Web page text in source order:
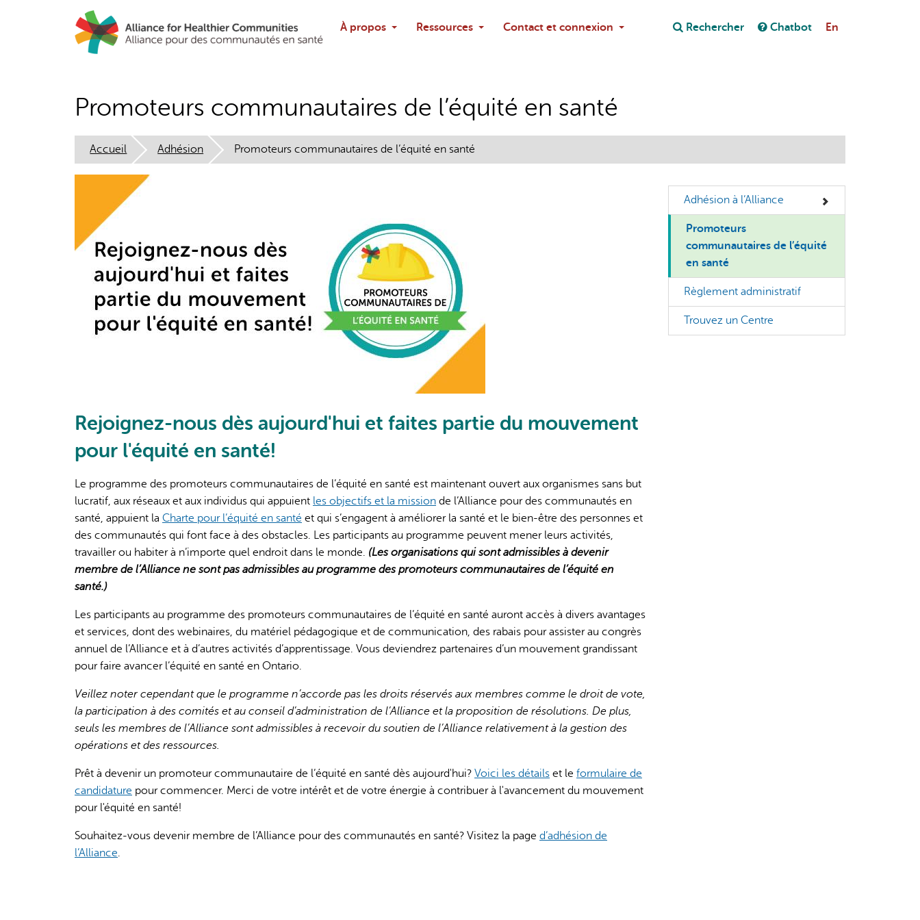
Poser une question au chatbot
L'IA peut afficher des informations incorrectes, veuillez donc vérifier toute réponse.
À propos Ressources Contact et connexion Rechercher Chatbot En
Promoteurs communautaires de l’équité en santé
Accueil Adhésion Promoteurs communautaires de l’équité en santé
Rejoignez-nous dès aujourd'hui et faites partie du mouvement
pour l'équité en santé!
Le programme des promoteurs communautaires de l’équité en santé est maintenant ouvert aux organismes sans but
lucratif, aux réseaux et aux individus qui appuient les objectifs et la mission de l’Alliance pour des communautés en
santé, appuient la Charte pour l’équité en santé et qui s’engagent à améliorer la santé et le bien-être des personnes et
des communautés qui font face à des obstacles. Les participants au programme peuvent mener leurs activités,
travailler ou habiter à n’importe quel endroit dans le monde. (Les organisations qui sont admissibles à devenir
membre de l’Alliance ne sont pas admissibles au programme des promoteurs communautaires de l’équité en
santé.)
Les participants au programme des promoteurs communautaires de l’équité en santé auront accès à divers avantages
et services, dont des webinaires, du matériel pédagogique et de communication, des rabais pour assister au congrès
annuel de l’Alliance et à d’autres activités d’apprentissage. Vous deviendrez partenaires d’un mouvement grandissant
pour faire avancer l’équité en santé en Ontario.
Veillez noter cependant que le programme n’accorde pas les droits réservés aux membres comme le droit de vote,
la participation à des comités et au conseil d’administration de l’Alliance et la proposition de résolutions. De plus,
seuls les membres de l’Alliance sont admissibles à recevoir du soutien de l’Alliance relativement à la gestion des
opérations et des ressources.
Prêt à devenir un promoteur communautaire de l’équité en santé dès aujourd'hui? Voici les détails et le formulaire de
candidature pour commencer. Merci de votre intérêt et de votre énergie à contribuer à l'avancement du mouvement
pour l'équité en santé!
Souhaitez-vous devenir membre de l’Alliance pour des communautés en santé? Visitez la page d’adhésion de
l’Alliance.
Adhésion à l’Alliance
Promoteurs
communautaires de l’équité
en santé
Règlement administratif
Trouvez un Centre